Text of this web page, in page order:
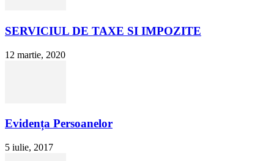
SERVICIUL DE TAXE SI IMPOZITE
12 martie, 2020
Evidența Persoanelor
5 iulie, 2017